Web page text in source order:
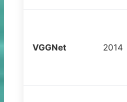
VGGNet 2014